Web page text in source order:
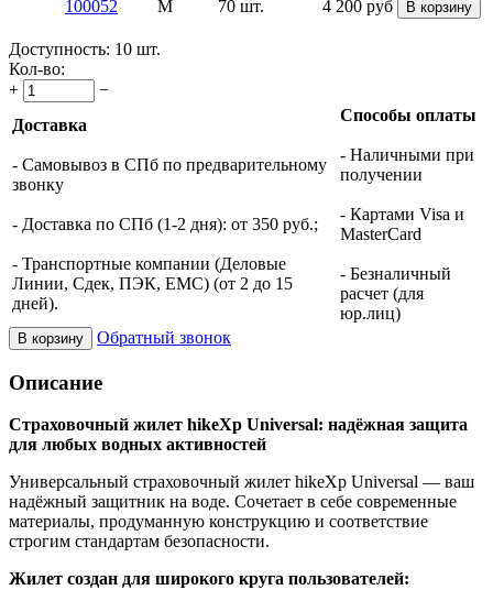
100052 M 70 шт. 4 200 руб В корзину
Доступность: 10 шт.
Кол-во:
+
−
Доставка
- Самовывоз в СПб по предварительному
звонку
- Доставка по СПб (1-2 дня): от 350 руб.;
- Транспортные компании (Деловые
Линии, Сдек, ПЭК, ЕМС) (от 2 до 15
дней).
Способы оплаты
- Наличными при
получении
- Картами Visa и
MasterCard
- Безналичный
расчет (для
юр.лиц)
В корзину Обратный звонок
Описание
Страховочный жилет hikeXp Universal: надёжная защита
для любых водных активностей
Универсальный страховочный жилет hikeXp Universal — ваш
надёжный защитник на воде. Сочетает в себе современные
материалы, продуманную конструкцию и соответствие
строгим стандартам безопасности.
Жилет создан для широкого круга пользователей: